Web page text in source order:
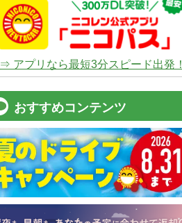
⇒ アプリなら最短3分スピード出発！
おすすめコンテンツ